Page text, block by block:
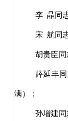
李 晶同
宋 航同
胡贵臣同
薛延丰
满）；
孙增建同